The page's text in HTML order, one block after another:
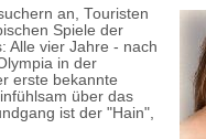
an, Touristen
Spiele der
Alle vier Jahre - nach
in der
erste bekannte
über das
ist der "Hain",